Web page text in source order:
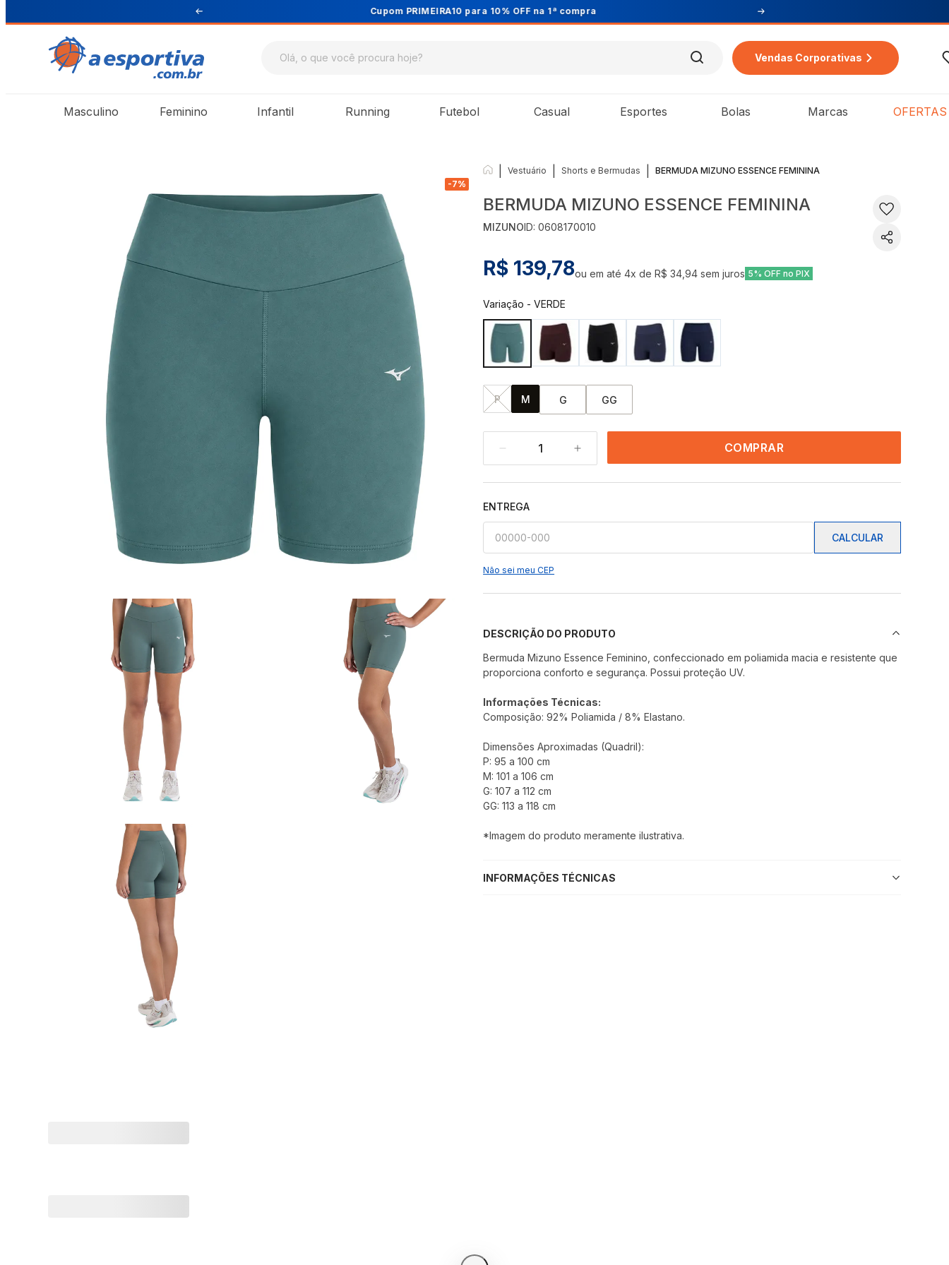
Cupom PRIMEIRA10 para 10% OFF na 1ª compra
Vendas Corporativas
Masculino Feminino Infantil Running Futebol Casual Esportes Bolas Marcas OFERTAS
-7%
Vestuário Shorts e Bermudas BERMUDA MIZUNO ESSENCE FEMININA
BERMUDA MIZUNO ESSENCE FEMININA
MIZUNOID:0608170010
R$ 139,78ou em até4x deR$ 34,94 sem juros 5% OFF no PIX
Variação -VERDE
P M G GG
1 COMPRAR
ENTREGA
CALCULAR
Não sei meu CEP
DESCRIÇÃO DO PRODUTO
Bermuda Mizuno Essence Feminino, confeccionado em poliamida macia e resistente que
proporciona conforto e segurança. Possui proteção UV.
Informações Técnicas:
Composição:92% Poliamida / 8% Elastano.
Dimensões Aproximadas (Quadril):
P: 95 a 100 cm
M: 101 a 106 cm
G: 107 a 112 cm
GG: 113 a 118 cm
*Imagem do produto meramente ilustrativa.
INFORMAÇÕES TÉCNICAS